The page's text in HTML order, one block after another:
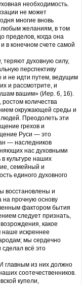
необходимость.
не может
многие вновь
любым желаниям, в том
пределов, когда она
в конечном счете самой
теряют духовную силу,
перспективу
и не идти путем, ведущим
и рассмотрите, и
вашим» (Иер. 6, 16).
количества
окружающей среды и
Преодолеть эти
грехов и
Руси — это
— наследников
нас духовными
культуре наших
семейный и
единого духовного
восстановлены и
на прочную основу
фактором бытия
следует признать,
какое
наше искреннее
мы сердечно
всё это
главным из них должно
соотечественников.
купели,